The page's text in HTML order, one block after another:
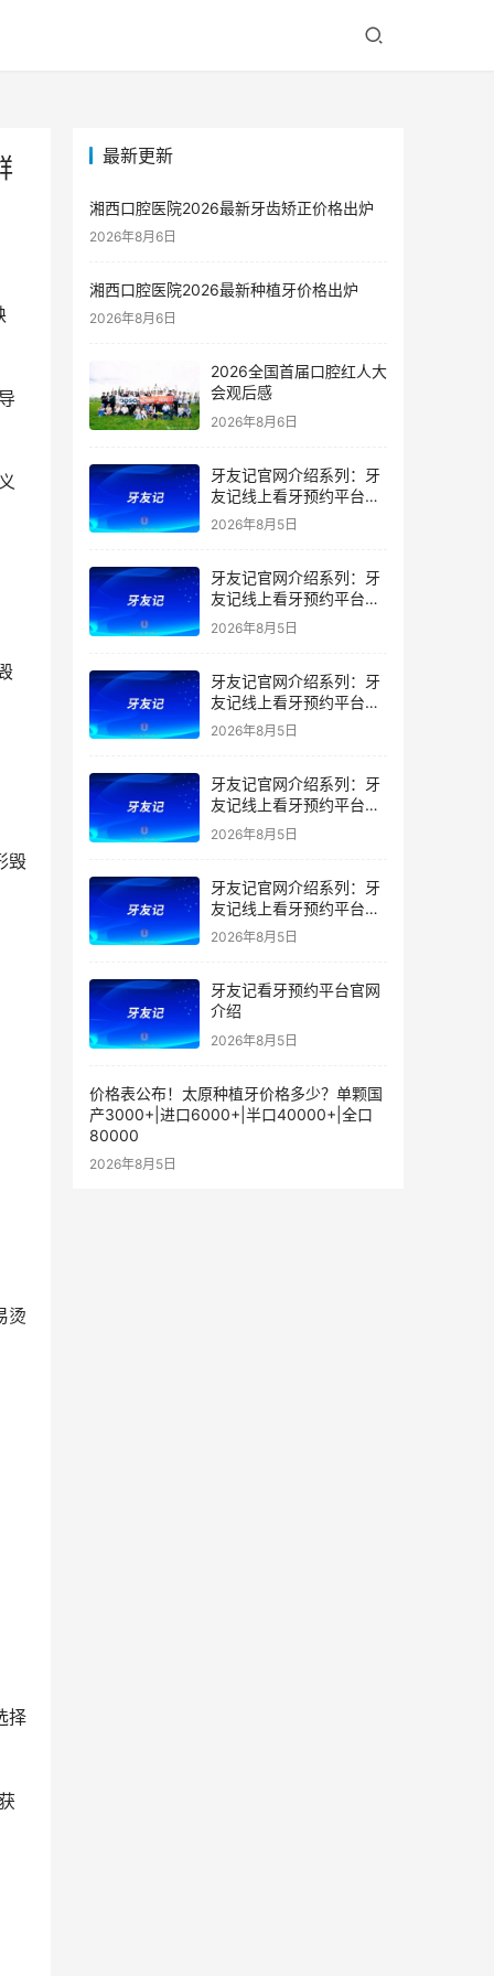
最新更新
湘西口腔医院2026最新牙齿矫正价格出炉
2026年8月6日
湘西口腔医院2026最新种植牙价格出炉
2026年8月6日
2026全国首届口腔红人大
会观后感
2026年8月6日
牙友记官网介绍系列：牙
友记线上看牙预约平台是
干什么的？靠谱吗？
2026年8月5日
牙友记官网介绍系列：牙
友记线上看牙预约平台让
看牙不再靠运气
2026年8月5日
牙友记官网介绍系列：牙
友记线上看牙预约平台打
破口腔行业专业壁垒新手
2026年8月5日
牙友记官网介绍系列：牙
友记线上看牙预约平台落
地同城就诊经验打破未知
2026年8月5日
牙友记官网介绍系列：牙
友记线上看牙预约平台的
优势在哪里？
2026年8月5日
牙友记看牙预约平台官网
介绍
2026年8月5日
价格表公布！太原种植牙价格多少？单颗国
产3000+|进口6000+|半口40000+|全口
80000
2026年8月5日